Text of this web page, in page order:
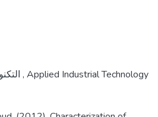
, Applied Industrial Technology